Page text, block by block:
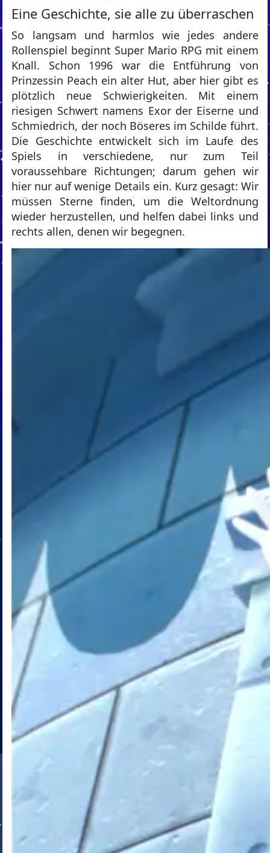
Eine Geschichte, sie alle zu überraschen
So langsam und harmlos wie jedes andere
Rollenspiel beginnt Super Mario RPG mit einem
Knall. Schon 1996 war die Entführung von
Prinzessin Peach ein alter Hut, aber hier gibt es
plötzlich neue Schwierigkeiten. Mit einem
riesigen Schwert namens Exor der Eiserne und
Schmiedrich, der noch Böseres im Schilde führt.
Die Geschichte entwickelt sich im Laufe des
Spiels in verschiedene, nur zum Teil
voraussehbare Richtungen; darum gehen wir
hier nur auf wenige Details ein. Kurz gesagt: Wir
müssen Sterne finden, um die Weltordnung
wieder herzustellen, und helfen dabei links und
rechts allen, denen wir begegnen.